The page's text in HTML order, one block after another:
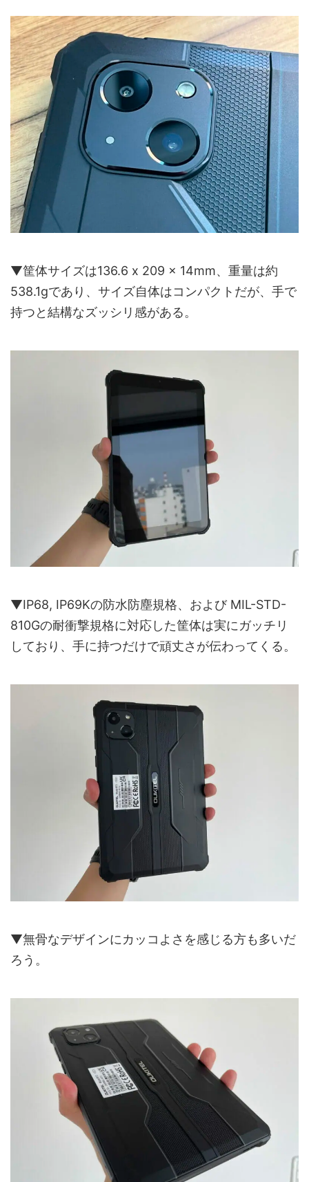
▼筐体サイズは136.6 x 209 x 14mm、重量は約
538.1gであり、サイズ自体はコンパクトだが、手で
持つと結構なズッシリ感がある。
▼IP68, IP69Kの防水防塵規格、および MIL-STD-
810Gの耐衝撃規格に対応した筐体は実にガッチリ
しており、手に持つだけで頑丈さが伝わってくる。
▼無骨なデザインにカッコよさを感じる方も多いだ
ろう。